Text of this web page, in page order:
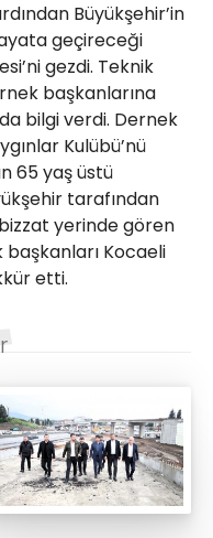
Büyükşehir’in
geçireceği
gezdi. Teknik
başkanlarına
bilgi verdi. Dernek
Kulübü’nü
65 yaş üstü
tarafından
yerinde gören
Kocaeli
etti.